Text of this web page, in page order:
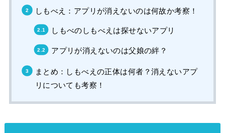
しもべえ：アプリが消えないのは何故か考察！
しもべのしもべえは探せないアプリ
アプリが消えないのは父娘の絆？
まとめ：しもべえの正体は何者？消えないアプ
リについても考察！